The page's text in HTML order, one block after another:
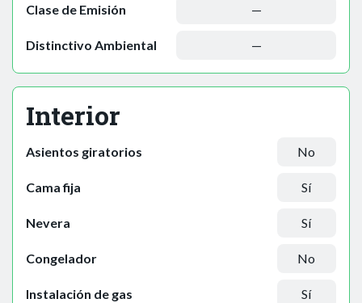
Clase de Emisión —
Distinctivo Ambiental —
Interior
Asientos giratorios No
Cama fija Sí
Nevera Sí
Congelador No
Instalación de gas Sí